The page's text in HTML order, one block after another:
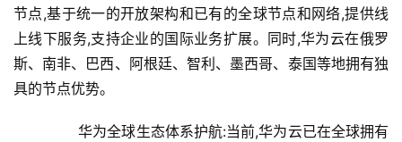
节点,基于统一的开放架构和已有的全球节点和网络,提供线
上线下服务,支持企业的国际业务扩展。同时,华为云在俄罗
斯、南非、巴西、阿根廷、智利、墨西哥、泰国等地拥有独
具的节点优势。